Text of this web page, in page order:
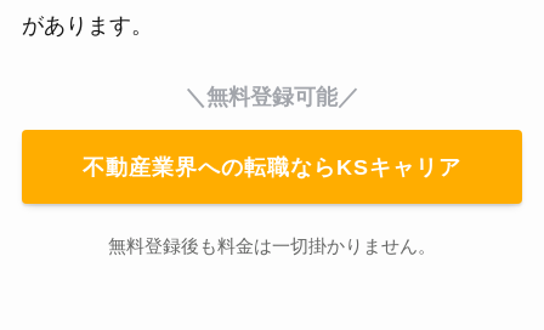
があります。
＼無料登録可能／
不動産業界への転職ならKSキャリア
無料登録後も料金は一切掛かりません。